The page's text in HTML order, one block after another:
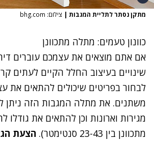
מתקן נסתר לתליית המגבות צילום: bhg.com
כוונון טעמים: מתלה מתכוונן
אם אתם מוצאים את עצמכם עוברים
שינויים בעיצוב החלל הקיים לעתים
לבחור בפריטים שיכולים להתאים את
משתנים. את מתלה המגבות הזה ניתן
מגירות וארונות וכן להתאים את גודלו
מתכוונן בין 23-43 סנטימטר).
הצעת